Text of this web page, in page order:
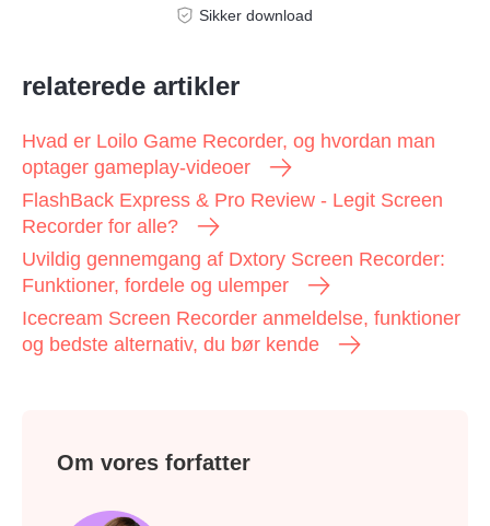
Sikker download
relaterede artikler
Hvad er Loilo Game Recorder, og hvordan man
optager gameplay-videoer
FlashBack Express & Pro Review - Legit Screen
Recorder for alle?
Uvildig gennemgang af Dxtory Screen Recorder:
Funktioner, fordele og ulemper
Icecream Screen Recorder anmeldelse, funktioner
og bedste alternativ, du bør kende
Om vores forfatter